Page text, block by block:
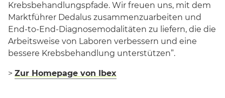
Krebsbehandlungspfade. Wir freuen uns, mit dem
Marktführer Dedalus zusammenzuarbeiten und
End-to-End-Diagnosemodalitäten zu liefern, die die
Arbeitsweise von Laboren verbessern und eine
bessere Krebsbehandlung unterstützen”.
> Zur Homepage von Ibex